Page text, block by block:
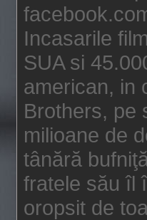
Incasarile
SUA si
american, in
Brothers, pe
milioane de
tânără
fratele său îl
oropsit de